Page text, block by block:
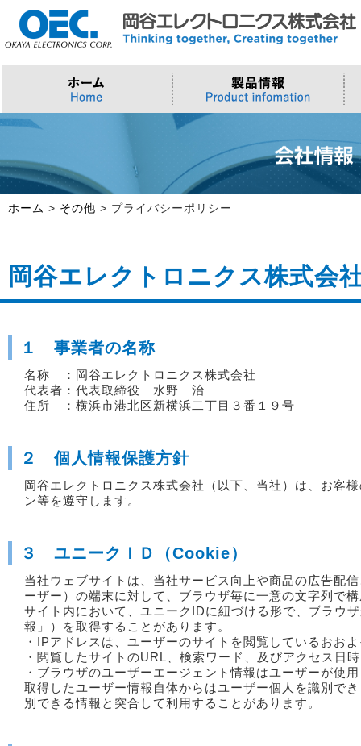
プロセッサ
>Intel (PC)
>Intel Arc Graphics
>Microsoft Azure
>Windows IoT
>Trellix
>AI・IoTソリューション
>評価開発キット
>LLMソリューション
>ナガレミル / 人流・交通
>会社概要
>製品・御見積お問い合わせ
ホーム > その他 > プライバシーポリシー
岡谷エレクトロニクス株式
１ 事業者の名称
名称 ：岡谷エレクトロニクス株式会社
代表者：代表取締役 水野 治
住所 ：横浜市港北区新横浜二丁目３番１９号
２ 個人情報保護方針
岡谷エレクトロニクス株式会社（以下、当社）は、お客
ン等を遵守します。
３ ユニークＩＤ（Cookie）
当社ウェブサイトは、当社サービス向上や商品の広告配
ーザー）の端末に対して、ブラウザ毎に一意の文字列で
サイト内において、ユニークIDに紐づける形で、ブラウ
報」）を取得することがあります。
・IPアドレスは、ユーザーのサイトを閲覧しているおお
・閲覧したサイトのURL、検索ワード、及びアクセス日
・ブラウザのユーザーエージェント情報はユーザーが使
取得したユーザー情報自体からはユーザー個人を識別で
別できる情報と突合して利用することがあります。